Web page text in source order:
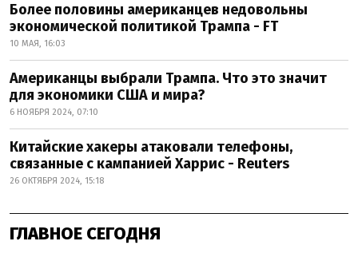
Более половины американцев недовольны
экономической политикой Трампа - FT
10 МАЯ, 16:03
Американцы выбрали Трампа. Что это значит
для экономики США и мира?
6 НОЯБРЯ 2024, 07:10
Китайские хакеры атаковали телефоны,
связанные с кампанией Харрис - Reuters
26 ОКТЯБРЯ 2024, 15:18
ГЛАВНОЕ СЕГОДНЯ